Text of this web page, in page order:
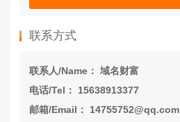
联系方式
联系人/Name： 域名财富
电话/Tel： 15638913377
邮箱/Email： 14755752@qq.com